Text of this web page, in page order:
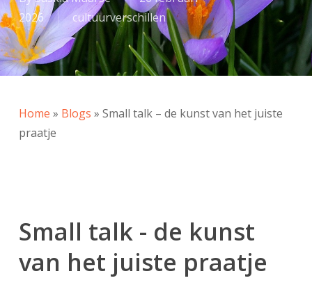
2026
cultuurverschillen
Home » Blogs » Small talk – de kunst van het juiste
praatje
Small talk - de kunst
van het juiste praatje